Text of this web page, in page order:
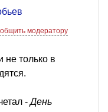
модератору
не только в
-День